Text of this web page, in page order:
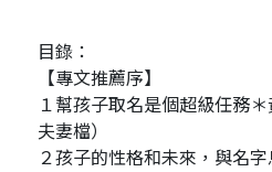
目錄：
【專文推薦序】
１幫孩子取名是個超級任務
夫妻檔）
２孩子的性格和未來，與名